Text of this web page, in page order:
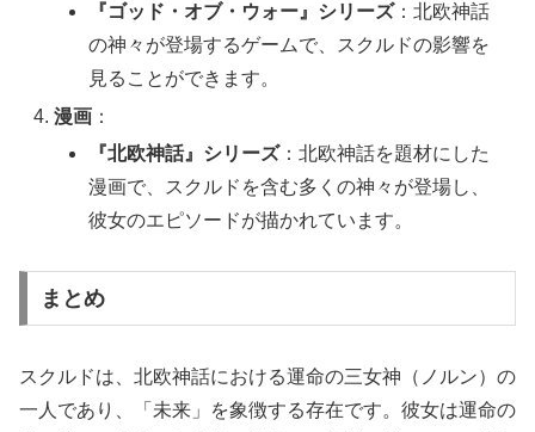
『ゴッド・オブ・ウォー』シリーズ：北欧神話
の神々が登場するゲームで、スクルドの影響を
見ることができます。
漫画 ：
『北欧神話』シリーズ：北欧神話を題材にした
漫画で、スクルドを含む多くの神々が登場し、
彼女のエピソードが描かれています。
まとめ
スクルドは、北欧神話における運命の三女神（ノルン）の
一人であり、「未来」を象徴する存在です。彼女は運命の